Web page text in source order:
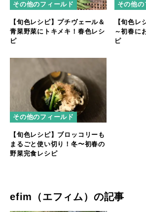
その他のフィールド
【旬色レシピ】プチヴェール＆
青菜野菜にトキメキ！春色レシ
ピ
その他
【旬色レ
～初春に
ピ
その他のフィールド
【旬色レシピ】ブロッコリーも
まるごと使い切り！冬〜初春の
野菜完食レシピ
efim（エフィム）の記事